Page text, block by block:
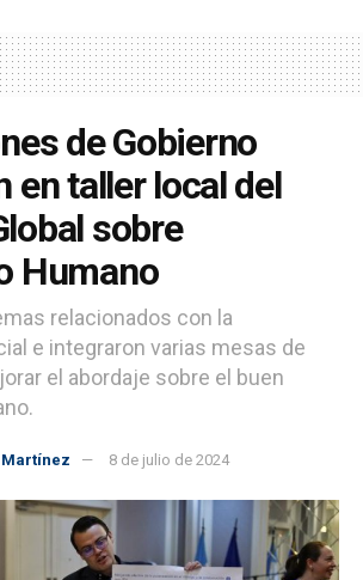
de Gobierno
en taller local del
sobre
Humano
relacionados con la
e integraron varias mesas de
el abordaje sobre el buen
Martínez 8 de julio de 2024